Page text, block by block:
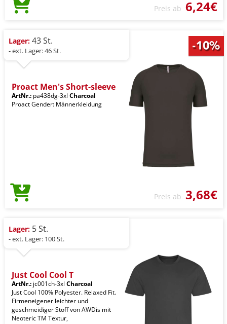
Preis ab 6,24€
Lager: 43 St.
- ext. Lager: 46 St.
Proact Men's Short-sleeve
ArtNr.: pa438dg-3xl Charcoal
Proact Gender: Männerkleidung
Preis ab 3,68€
Lager: 5 St.
- ext. Lager: 100 St.
Just Cool Cool T
ArtNr.: jc001ch-3xl Charcoal
Just Cool 100% Polyester. Relaxed Fit.
Firmeneigener leichter und
geschmeidiger Stoff von AWDis mit
Neoteric TM Textur,